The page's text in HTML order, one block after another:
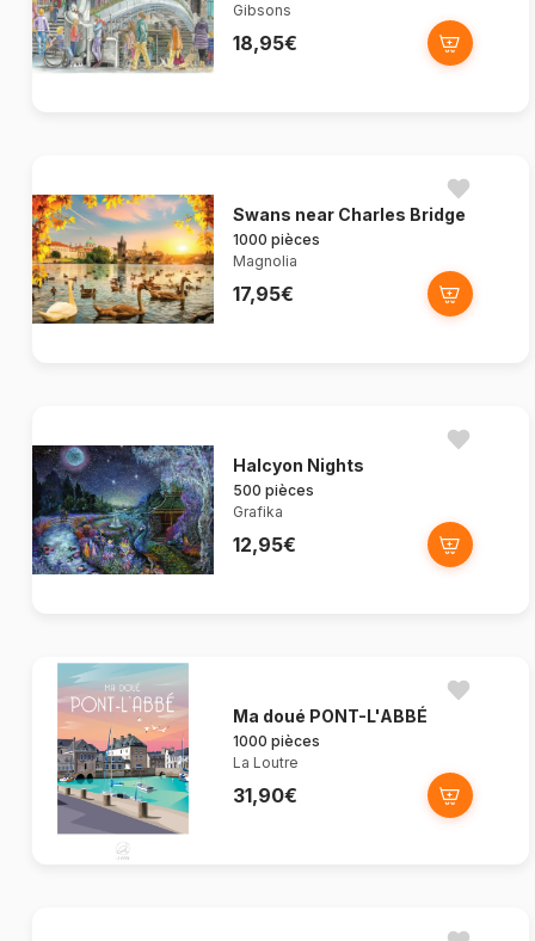
Gibsons
18,95€
Swans near Charles Bridge
1000 pièces
Magnolia
17,95€
Halcyon Nights
500 pièces
Grafika
12,95€
Ma doué PONT-L'ABBÉ
1000 pièces
La Loutre
31,90€